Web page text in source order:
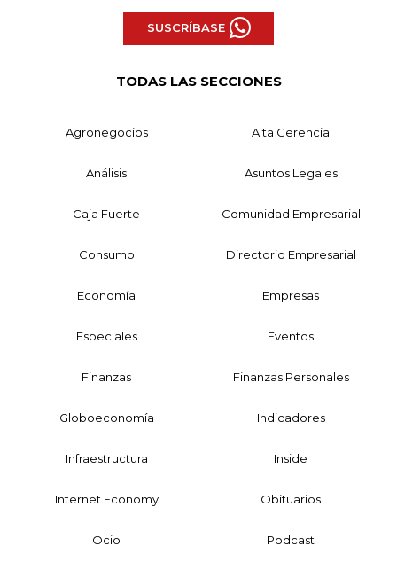
SUSCRÍBASE
TODAS LAS SECCIONES
Agronegocios Alta Gerencia
Análisis Asuntos Legales
Caja Fuerte Comunidad Empresarial
Consumo Directorio Empresarial
Economía Empresas
Especiales Eventos
Finanzas Finanzas Personales
Globoeconomía Indicadores
Infraestructura Inside
Internet Economy Obituarios
Ocio Podcast